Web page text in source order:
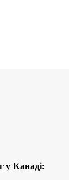
у Канаді: